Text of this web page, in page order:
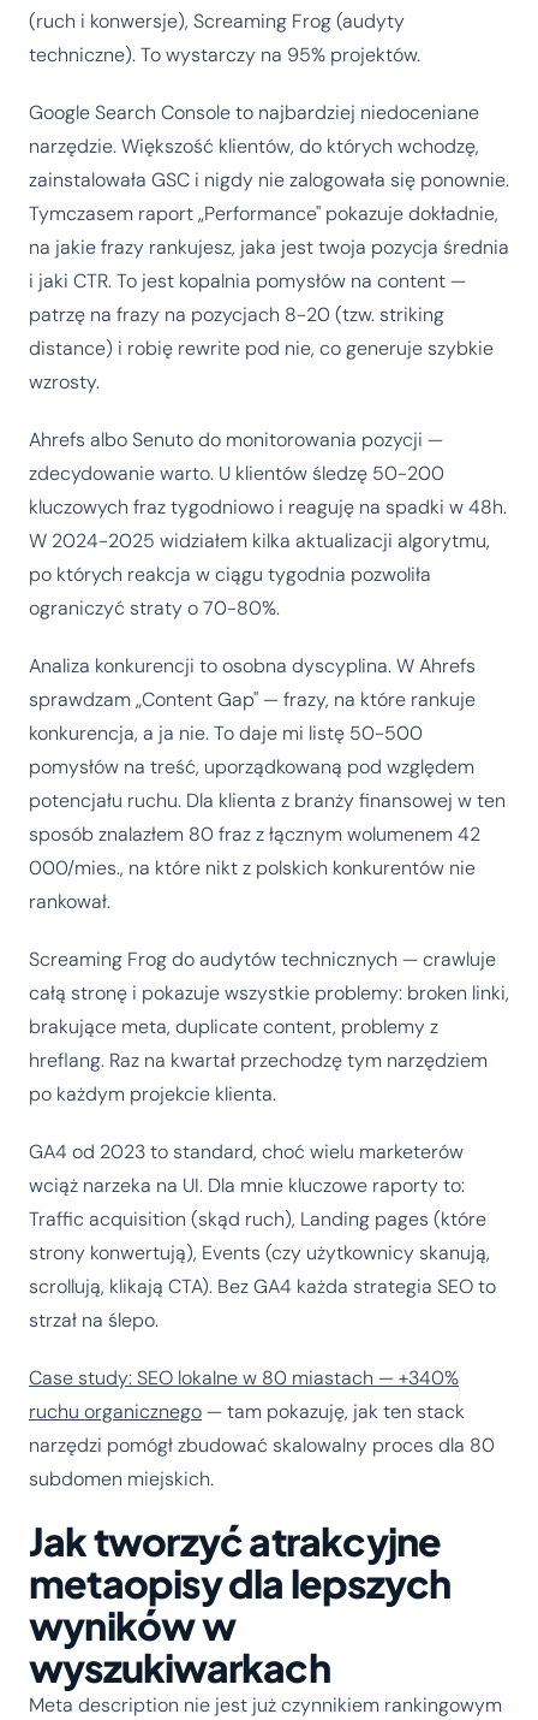
(ruch i konwersje), Screaming Frog (audyty
techniczne). To wystarczy na 95% projektów.
Google Search Console to najbardziej niedoceniane
narzędzie. Większość klientów, do których wchodzę,
zainstalowała GSC i nigdy nie zalogowała się ponownie.
Tymczasem raport „Performance" pokazuje dokładnie,
na jakie frazy rankujesz, jaka jest twoja pozycja średnia
i jaki CTR. To jest kopalnia pomysłów na content —
patrzę na frazy na pozycjach 8-20 (tzw. striking
distance) i robię rewrite pod nie, co generuje szybkie
wzrosty.
Ahrefs albo Senuto do monitorowania pozycji —
zdecydowanie warto. U klientów śledzę 50-200
kluczowych fraz tygodniowo i reaguję na spadki w 48h.
W 2024-2025 widziałem kilka aktualizacji algorytmu,
po których reakcja w ciągu tygodnia pozwoliła
ograniczyć straty o 70-80%.
Analiza konkurencji to osobna dyscyplina. W Ahrefs
sprawdzam „Content Gap" — frazy, na które rankuje
konkurencja, a ja nie. To daje mi listę 50-500
pomysłów na treść, uporządkowaną pod względem
potencjału ruchu. Dla klienta z branży finansowej w ten
sposób znalazłem 80 fraz z łącznym wolumenem 42
000/mies., na które nikt z polskich konkurentów nie
rankował.
Screaming Frog do audytów technicznych — crawluje
całą stronę i pokazuje wszystkie problemy: broken linki,
brakujące meta, duplicate content, problemy z
hreflang. Raz na kwartał przechodzę tym narzędziem
po każdym projekcie klienta.
GA4 od 2023 to standard, choć wielu marketerów
wciąż narzeka na UI. Dla mnie kluczowe raporty to:
Traffic acquisition (skąd ruch), Landing pages (które
strony konwertują), Events (czy użytkownicy skanują,
scrollują, klikają CTA). Bez GA4 każda strategia SEO to
strzał na ślepo.
Case study: SEO lokalne w 80 miastach — +340%
ruchu organicznego— tam pokazuję, jak ten stack
narzędzi pomógł zbudować skalowalny proces dla 80
subdomen miejskich.
Jak tworzyć atrakcyjne
metaopisy dla lepszych
wyników w
wyszukiwarkach
Meta description nie jest już czynnikiem rankingowym